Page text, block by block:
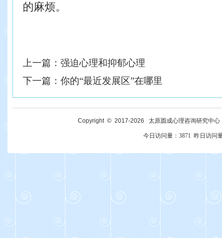
的麻烦。
上一篇： 强迫心理和抑郁心理
下一篇： 你的“最近发展区”在哪里
Copyright © 2017-2026 太原圆成心理咨询研究中
今日访问量： 3871 昨日访问